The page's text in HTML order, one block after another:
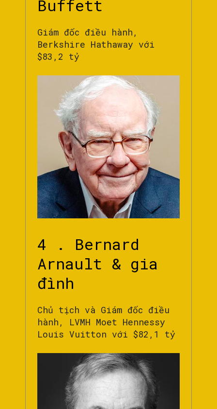
Buffett
Giám đốc điều hành,
Berkshire Hathaway với
$83,2 tỷ
4 . Bernard
Arnault & gia
đình
Chủ tịch và Giám đốc điều
hành, LVMH Moet Hennessy
Louis Vuitton với $82,1 tỷ